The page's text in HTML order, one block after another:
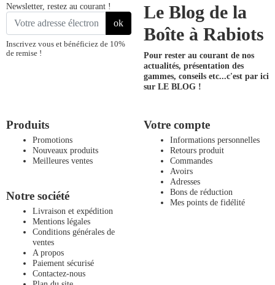
Newsletter, restez au courant !
ok
Inscrivez vous et bénéficiez de 10%
de remise !
Le Blog de la
Boîte à Rabiots
Pour rester au courant de nos
actualités, présentation des
gammes, conseils etc...c'est par ici
sur LE BLOG !
Produits
Promotions
Nouveaux produits
Meilleures ventes
Notre société
Livraison et expédition
Mentions légales
Conditions générales de
ventes
A propos
Paiement sécurisé
Contactez-nous
Votre compte
Informations personnelles
Retours produit
Commandes
Avoirs
Adresses
Bons de réduction
Mes points de fidélité